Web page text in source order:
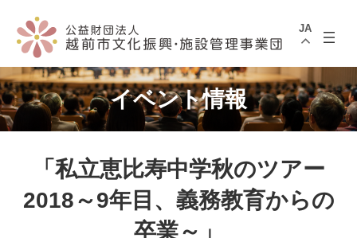
へ
ス
キ
ッ
プ
ョ
ン
に
移
動
JA
イベント情報
「私立恵比寿中学秋のツアー
2018～9年目、義務教育からの
卒業～」